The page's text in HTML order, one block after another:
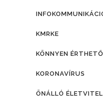
KMRKE
KÖNNYEN
KORONAVÍRUS
ÖNÁLLÓ ÉLETVITEL